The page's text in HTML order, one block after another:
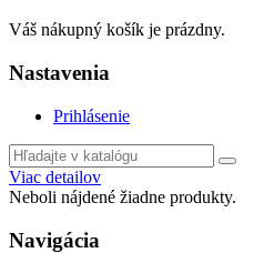
Váš nákupný košík je prázdny.
Nastavenia
Prihlásenie
Viac detailov
Neboli nájdené žiadne produkty.
Navigácia